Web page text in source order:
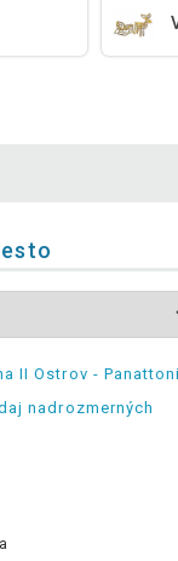
II Ostrov - Panattoni
nadrozmerných